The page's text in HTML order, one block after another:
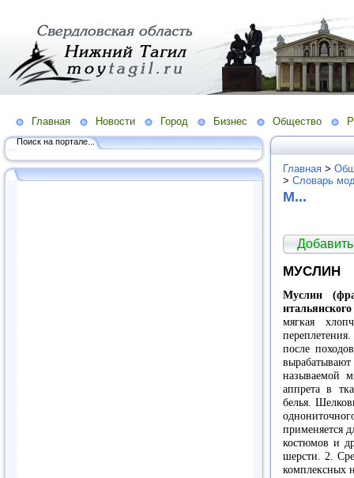
Главная Новости Город Бизнес Общество
Поиск на портале...
Главная >
> Словарь
М...
МУСЛИН
Муслин
мягкая
после
называемой
аппрета в
белья.
применяется
костюмов и
шерсти. 2.
комплексных